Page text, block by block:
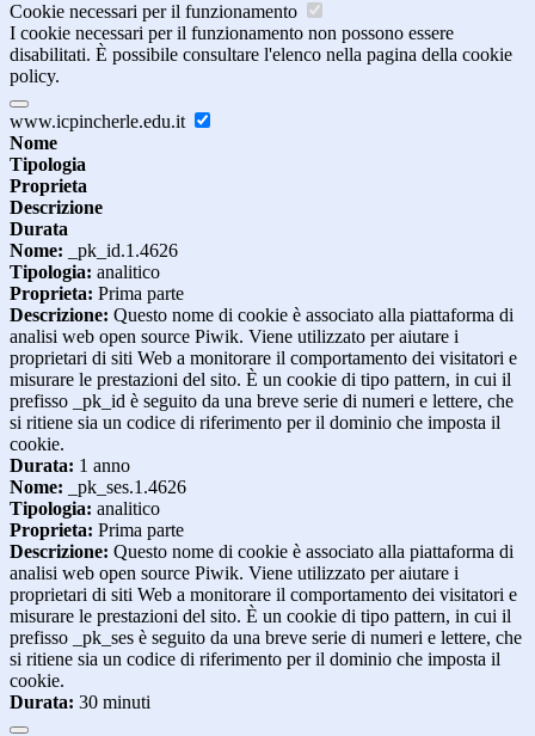
Cookie necessari per il funzionamento
I cookie necessari per il funzionamento non possono essere
disabilitati. È possibile consultare l'elenco nella pagina della cookie
policy.
www.icpincherle.edu.it
Nome
Tipologia
Proprieta
Descrizione
Durata
Nome: _pk_id.1.4626
Tipologia: analitico
Proprieta: Prima parte
Descrizione: Questo nome di cookie è associato alla piattaforma di
analisi web open source Piwik. Viene utilizzato per aiutare i
proprietari di siti Web a monitorare il comportamento dei visitatori e
misurare le prestazioni del sito. È un cookie di tipo pattern, in cui il
prefisso _pk_id è seguito da una breve serie di numeri e lettere, che
si ritiene sia un codice di riferimento per il dominio che imposta il
cookie.
Durata: 1 anno
Nome: _pk_ses.1.4626
Tipologia: analitico
Proprieta: Prima parte
Descrizione: Questo nome di cookie è associato alla piattaforma di
analisi web open source Piwik. Viene utilizzato per aiutare i
proprietari di siti Web a monitorare il comportamento dei visitatori e
misurare le prestazioni del sito. È un cookie di tipo pattern, in cui il
prefisso _pk_ses è seguito da una breve serie di numeri e lettere, che
si ritiene sia un codice di riferimento per il dominio che imposta il
cookie.
Durata: 30 minuti